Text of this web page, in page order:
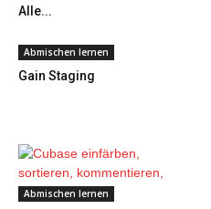
Alle...
Abmischen lernen
Gain Staging
Abmischen lernen